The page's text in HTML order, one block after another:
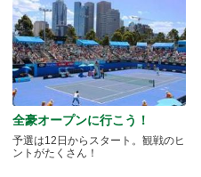
全豪オープンに行こう！
予選は12日からスタート。観戦のヒ
ントがたくさん！